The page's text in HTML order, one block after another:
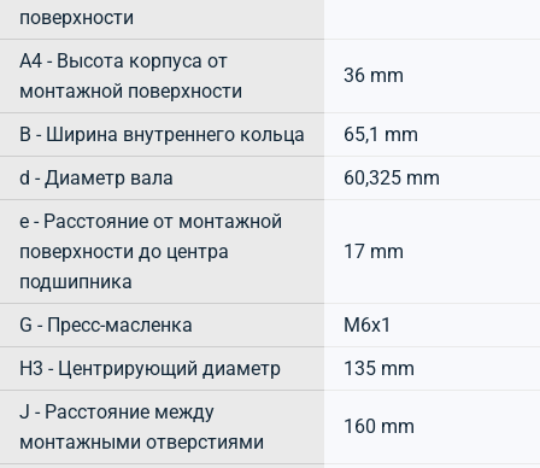
поверхности
A4 - Высота корпуса от
монтажной поверхности
36 mm
B - Ширина внутреннего кольца
65,1 mm
d - Диаметр вала
60,325 mm
e - Расстояние от монтажной
поверхности до центра
подшипника
17 mm
G - Пресс-масленка
M6x1
H3 - Центрирующий диаметр
135 mm
J - Расстояние между
монтажными отверстиями
160 mm